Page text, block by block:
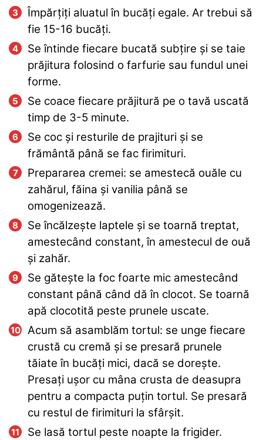
Împărțiți aluatul în bucăți egale. Ar trebui să
fie 15-16 bucăți.
Se întinde fiecare bucată subțire și se taie
prăjitura folosind o farfurie sau fundul unei
forme.
Se coace fiecare prăjitură pe o tavă uscată
timp de 3-5 minute.
Se coc și resturile de prajituri și se
frământă până se fac firimituri.
Prepararea cremei: se amestecă ouăle cu
zahărul, făina și vanilia până se
omogenizează.
Se încălzește laptele și se toarnă treptat,
amestecând constant, în amestecul de ouă
și zahăr.
Se gătește la foc foarte mic amestecând
constant până când dă în clocot. Se toarnă
apă clocotită peste prunele uscate.
Acum să asamblăm tortul: se unge fiecare
crustă cu cremă și se presară prunele
tăiate în bucăți mici, dacă se dorește.
Presați ușor cu mâna crusta de deasupra
pentru a compacta puțin tortul. Se presară
cu restul de firimituri la sfârșit.
Se lasă tortul peste noapte la frigider.